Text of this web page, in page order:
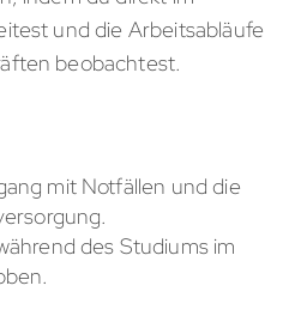
und die Arbeitsabläufe
beobachtest.
mit Notfällen und die
des Studiums im